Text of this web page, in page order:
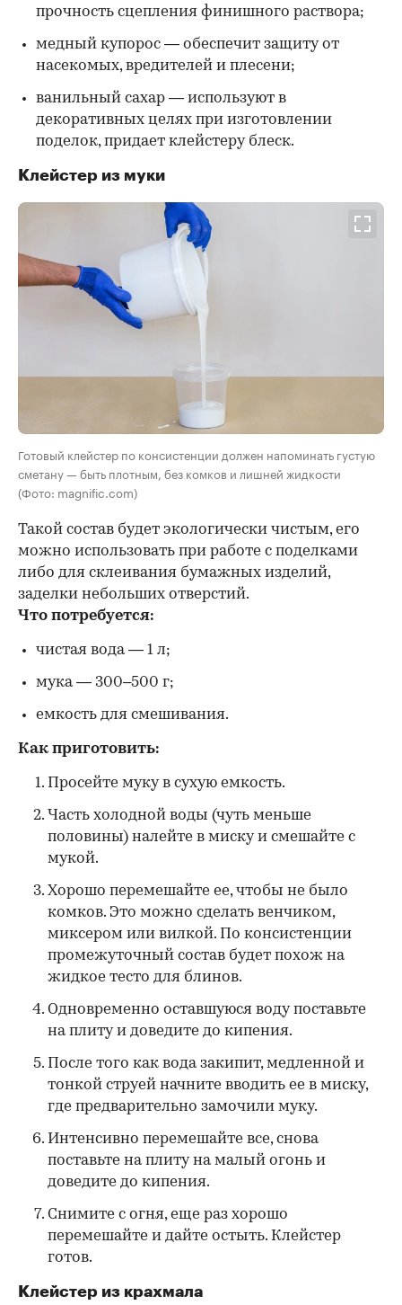
прочность сцепления финишного раствора;
медный купорос — обеспечит защиту от
насекомых, вредителей и плесени;
ванильный сахар — используют в
декоративных целях при изготовлении
поделок, придает клейстеру блеск.
Клейстер из муки
Готовый клейстер по консистенции должен напоминать густую
сметану — быть плотным, без комков и лишней жидкости
(Фото: magnific.com)
Такой состав будет экологически чистым, его
можно использовать при работе с поделками
либо для склеивания бумажных изделий,
заделки небольших отверстий.
Что потребуется:
чистая вода — 1 л;
мука — 300–500 г;
емкость для смешивания.
Как приготовить:
Просейте муку в сухую емкость.
Часть холодной воды (чуть меньше
половины) налейте в миску и смешайте с
мукой.
Хорошо перемешайте ее, чтобы не было
комков. Это можно сделать венчиком,
миксером или вилкой. По консистенции
промежуточный состав будет похож на
жидкое тесто для блинов.
Одновременно оставшуюся воду поставьте
на плиту и доведите до кипения.
После того как вода закипит, медленной и
тонкой струей начните вводить ее в миску,
где предварительно замочили муку.
Интенсивно перемешайте все, снова
поставьте на плиту на малый огонь и
доведите до кипения.
Снимите с огня, еще раз хорошо
перемешайте и дайте остыть. Клейстер
готов.
Клейстер из крахмала